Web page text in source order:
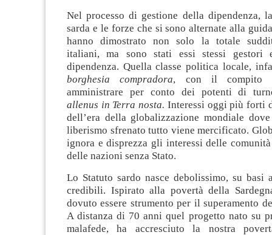
Nel processo di gestione della dipendenza,
sarda e le forze che si sono alternate alla
hanno dimostrato non solo la totale
italiani, ma sono stati essi stessi gestori
dipendenza. Quella classe politica locale,
borghesia compradora, con il compito
amministrare per conto dei potenti di
allenus in Terra nosta. Interessi oggi più forti
dell’era della globalizzazione mondiale
liberismo sfrenato tutto viene mercificato.
ignora e disprezza gli interessi delle
delle nazioni senza Stato.
Lo Statuto sardo nasce debolissimo, su basi
credibili. Ispirato alla povertà della
dovuto essere strumento per il superamento
A distanza di 70 anni quel progetto nato su
malafede, ha accresciuto la nostra